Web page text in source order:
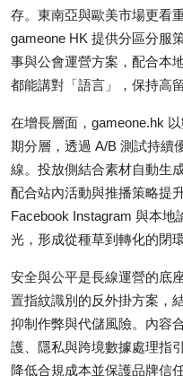
Top 10
How To
存。東南亞與歐美市場更看
gameone HK 提供分區分服
事與公會運營方案，配合本
都能講對「語言」，保持高
在增長層面，gameone.hk
期分層，透過 A/B 測試持續
線。投放側結合素材自動生
配合站內活動與推播策略提
Facebook Instagram 與本地
光，形成從種草到轉化的閉環
安全與公平是長線運營的底
置指紋識別的反外掛方案，
抑制作弊與代儲風險。內容
護、隱私與跨境數據處理指
降低合規成本並保護品牌信任